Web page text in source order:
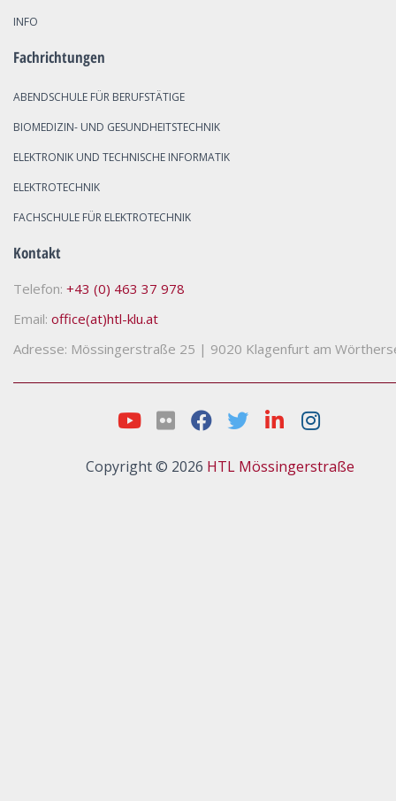
INFO
Fachrichtungen
ABENDSCHULE FÜR BERUFSTÄTIGE
BIOMEDIZIN- UND GESUNDHEITSTECHNIK
ELEKTRONIK UND TECHNISCHE INFORMATIK
ELEKTROTECHNIK
FACHSCHULE FÜR ELEKTROTECHNIK
Kontakt
Telefon: +43 (0) 463 37 978
Email: office(at)htl-klu.at
Adresse: Mössingerstraße 25 | 9020 Klagenfurt am
Copyright © 2026 HTL Mössingerstraße